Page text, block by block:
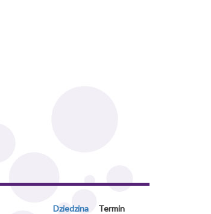
Dziedzina Termin